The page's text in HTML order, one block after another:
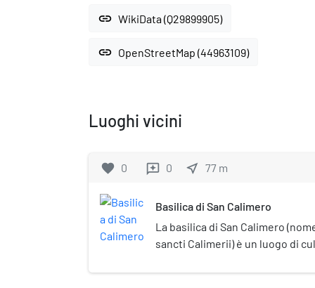
link WikiData (Q29899905)
link OpenStreetMap (44963109)
Luoghi vicini
favorite 0 reviews 0 near_me 77 m
Basilica di San Calimero
La basilica di San Calimero
sancti Calimerii) è un luogo di
almeno al 490, è una delle